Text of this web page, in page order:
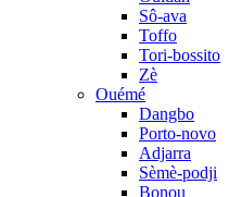
Sô-ava
Toffo
Tori-bossito
Zè
Ouémé
Dangbo
Porto-novo
Adjarra
Sèmè-podji
Bonou